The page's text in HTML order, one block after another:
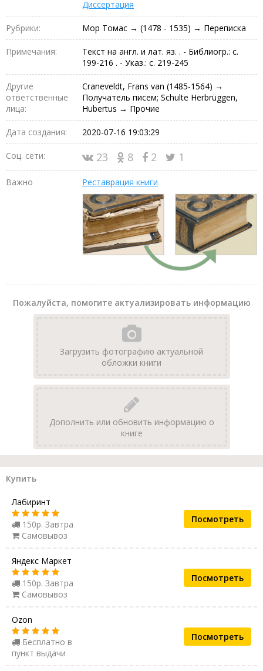
Диссертация
Рубрики: Мор Томас → (1478 - 1535) → Переписка
Примечания:
Текст на англ. и лат. яз. . - Библиогр.: с.
199-216 . - Указ.: с. 219-245
Другие
ответственные
лица:
Craneveldt, Frans van (1485-1564) →
Получатель писем; Schulte Herbrüggen,
Hubertus → Прочие
Дата создания: 2020-07-16 19:03:29
Соц. сети: 23 8 2 1
Важно Реставрация книги
Пожалуйста, помогите актуализировать информацию
Загрузить фотографию актуальной
обложки книги
Дополнить или обновить информацию о
книге
Купить
Лабиринт
150р. Завтра
Самовывоз
Посмотреть
Яндекс Маркет
150р. Завтра
Самовывоз
Посмотреть
Ozon
Бесплатно в
пункт выдачи
Посмотреть